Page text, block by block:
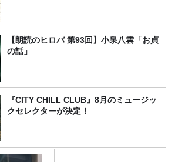
【朗読のヒロバ 第93回】小泉八雲「お貞
の話」
『CITY CHILL CLUB』8月のミュージッ
クセレクターが決定！